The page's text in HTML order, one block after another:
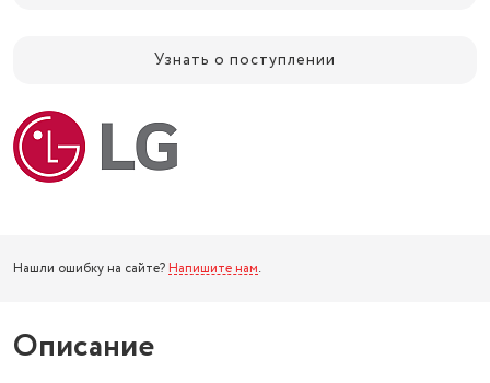
Узнать о поступлении
Нашли ошибку на сайте? Напишите нам.
Описание